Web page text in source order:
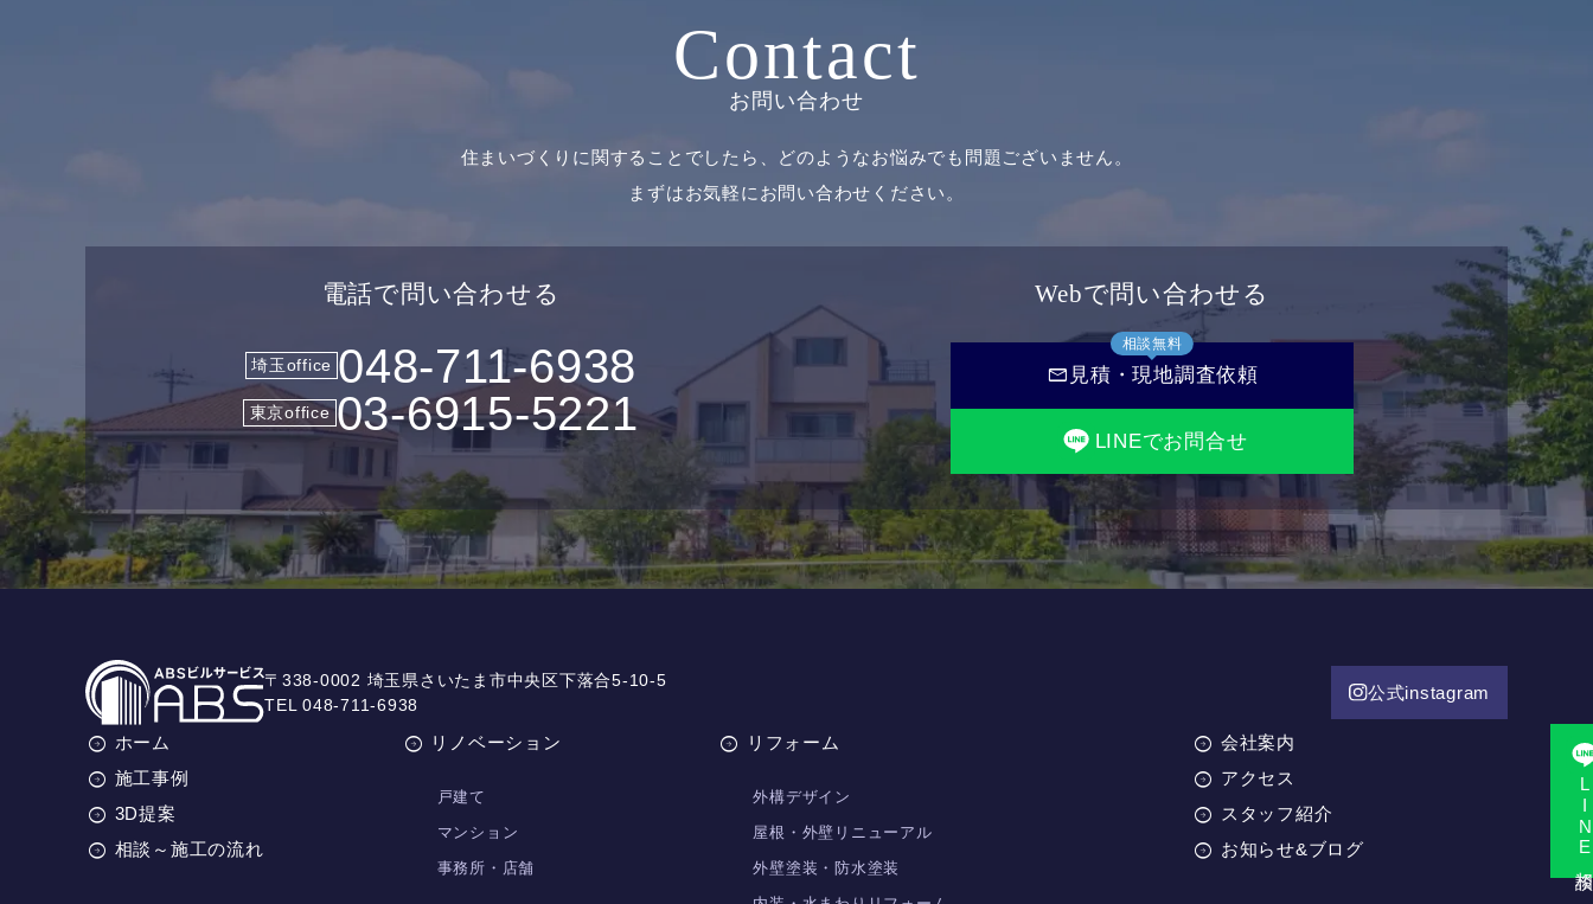
Contact
お問い合わせ
住まいづくりに関することでしたら、どのようなお悩みでも問題ございません。
まずはお気軽にお問い合わせください。
電話で問い合わせる
埼玉office 048-711-6938
東京office 03-6915-5221
Webで問い合わせる
相談無料
mail 見積・現地調査依頼
LINEでお問合せ
〒338-0002 埼玉県さいたま市中央区下落合5-10-5
TEL 048-711-6938
公式instagram
ホーム
施工事例
3D提案
相談～施工の流れ
リノベーション
戸建て
マンション
事務所・店舗
リフォーム
外構デザイン
屋根・外壁リニューアル
外壁塗装・防水塗装
会社案内
アクセス
スタッフ紹介
お知らせ&ブログ